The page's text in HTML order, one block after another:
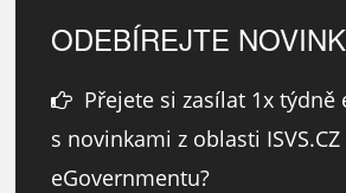
ODEBÍREJTE
Přejete si zasílat 1x týdně
s novinkami z oblasti ISVS.CZ
eGovernmentu?